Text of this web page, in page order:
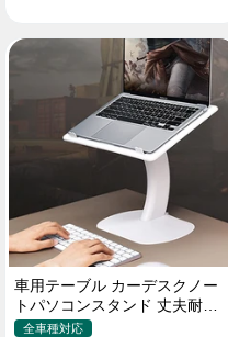
車用テーブル カーデスクノー
トパソコンスタンド 丈夫耐用
調整可能 車内車外 多機能用
全車種対応